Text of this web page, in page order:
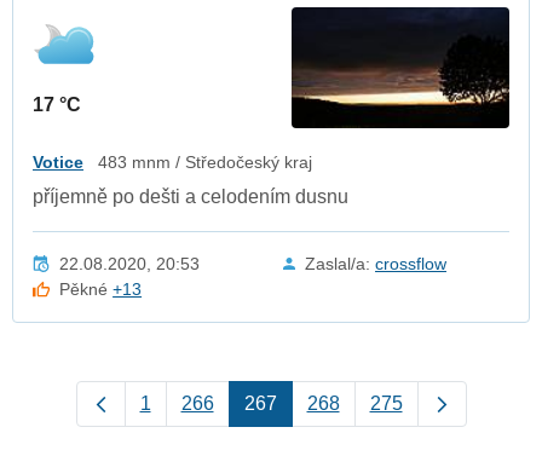
17 °C
Votice 483 mnm / Středočeský kraj
příjemně po dešti a celodením dusnu
22.08.2020, 20:53 Zaslal/a: crossflow
Pěkné+13
1 266 267 268 275